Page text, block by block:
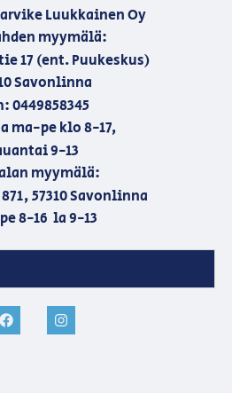
Luukkainen Oy
myymälä:
17 (ent. Puukeskus)
Savonlinna
0449858345
ma-pe klo 8-17,
9-13
myymälä:
57310 Savonlinna
8-16 la 9-13